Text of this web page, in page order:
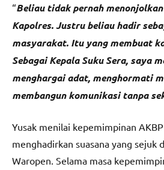
“Beliau tidak pernah
Kapolres. Justru beliau hadir
masyarakat. Itu yang membuat
Sebagai Kepala Suku Sera, saya
menghargai adat, menghormati
membangun komunikasi tanpa
Yusak menilai kepemimpinan
menghadirkan suasana yang sejuk
Waropen. Selama masa